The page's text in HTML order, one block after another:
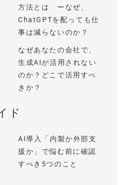
方法とは ーなぜ、
ChatGPTを配っても仕
事は減らないのか？
なぜあなたの会社で、
生成AIが活用されない
のか？どこで活用すべ
きか？
ド
AI導入「内製か外部支
援か」で悩む前に確認
すべき5つのこと